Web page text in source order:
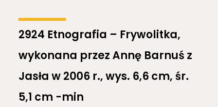
2924 Etnografia – Frywolitka,
wykonana przez Annę Barnuś z
Jasła w 2006 r., wys. 6,6 cm, śr.
5,1 cm -min